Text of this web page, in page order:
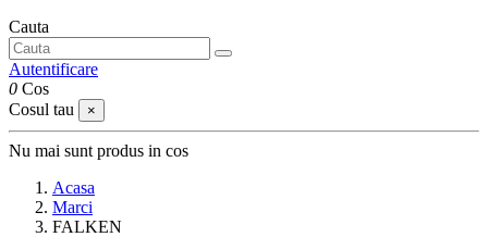
Cauta
Autentificare
0 Cos
Cosul tau
×
Nu mai sunt produs in cos
Acasa
Marci
FALKEN